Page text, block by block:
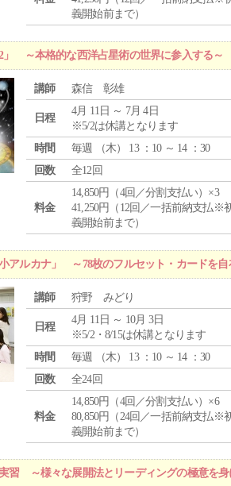
義開始前まで）
」 ～本格的な西洋占星術の世界に参入する～
講師 森信 彰雄
日程
4月 11日 ～ 7月 4日
※5/2は休講となります
時間
毎週 （木） 13 ：10 ～ 14 ：30
回数
全12回
料金
14,850円（4回／分割支払い）×3
41,250円（12回／一括前納支払※
義開始前まで）
アルカナ」 ～78枚のフルセット・カードを自
講師 狩野 みどり
日程
4月 11日 ～ 10月 3日
※5/2・8/15は休講となります
時間
毎週 （木） 13 ：10 ～ 14 ：30
回数
全24回
料金
14,850円（4回／分割支払い）×6
80,850円（24回／一括前納支払※
義開始前まで）
習 ～様々な展開法とリーディングの極意を身